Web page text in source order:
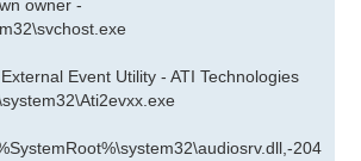
owner -
Event Utility - ATI Technologies
204